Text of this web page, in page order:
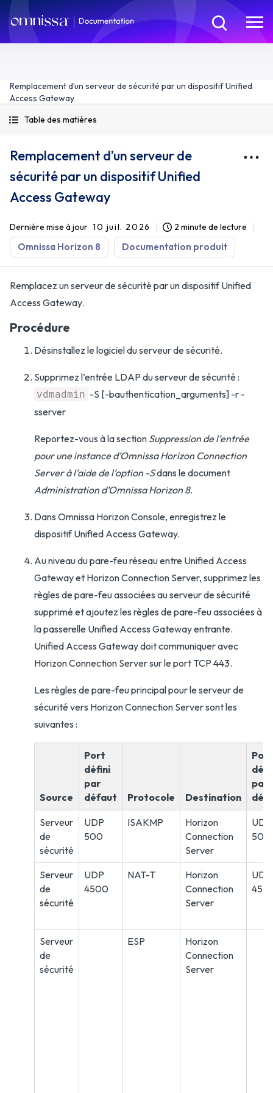
Remplacement d’un serveur de sécurité par un dispositif Unified
Access Gateway
Table des matières
Remplacement d’un serveur de
sécurité par un dispositif Unified
Access Gateway
Dernière mise à jour 10 juil. 2026 2 minute de lecture
Omnissa Horizon 8 Documentation produit
Remplacez un serveur de sécurité par un dispositif Unified
Access Gateway.
Procédure
Désinstallez le logiciel du serveur de sécurité.
Supprimez l’entrée LDAP du serveur de sécurité :
vdmadmin -S [-bauthentication_arguments] -r -
sserver
Reportez-vous à la section Suppression de l’entrée
pour une instance d’Omnissa Horizon Connection
Server à l’aide de l’option -Sdans le document
Administration d’Omnissa Horizon 8.
Dans Omnissa Horizon Console, enregistrez le
dispositif Unified Access Gateway.
Au niveau du pare-feu réseau entre Unified Access
Gateway et Horizon Connection Server, supprimez les
règles de pare-feu associées au serveur de sécurité
supprimé et ajoutez les règles de pare-feu associées à
la passerelle Unified Access Gateway entrante.
Unified Access Gateway doit communiquer avec
Horizon Connection Server sur le port TCP 443.
Les règles de pare-feu principal pour le serveur de
sécurité vers Horizon Connection Server sont les
suivantes :
Source
Port
défini
par
défaut
Protocole Destination
Port
par
Serveur
de
sécurité
UDP
500
ISAKMP
Horizon
Connection
Server
UDP
500
Serveur
de
sécurité
UDP
4500
NAT-T
Horizon
Connection
Server
UDP
Serveur
de
sécurité
ESP
Horizon
Connection
Server